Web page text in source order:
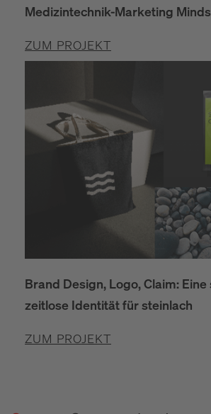
Medizintechnik-Marketing
ZUM PROJEKT
Brand Design, Logo, Claim:
zeitlose Identität für steinlach
ZUM PROJEKT